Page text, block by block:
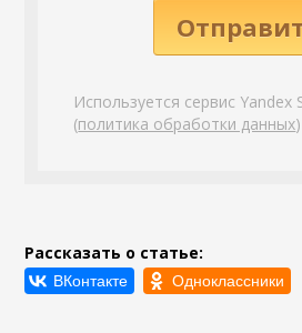
Используется сервис Yandex
(политика обработки данных)
Рассказать о статье: